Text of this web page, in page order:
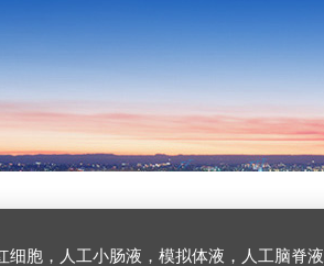
细胞，人工小肠液，模拟体液，人工脑脊液